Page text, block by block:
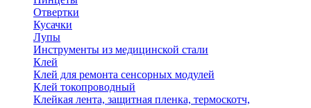
Отвертки
Кусачки
Лупы
Инструменты из медицинской стали
Клей
Клей для ремонта сенсорных модулей
Клей токопроводный
Клейкая лента, защитная пленка, термоскотч,